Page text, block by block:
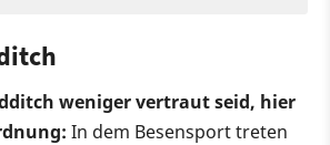
weniger vertraut seid, hier
In dem Besensport treten